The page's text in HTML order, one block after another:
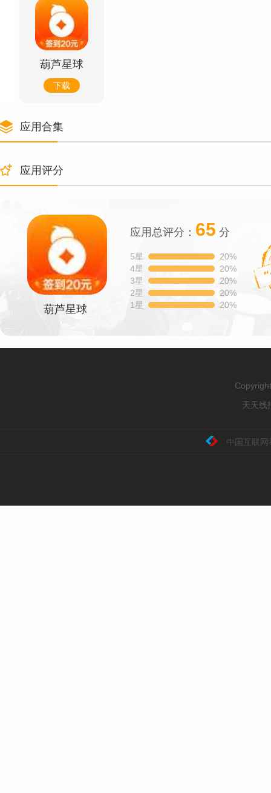
葫芦星球
下载
应用合集
应用评分
葫芦星球
应用总评分： 65 分
5星
20%
4星
20%
3星
20%
2星
20%
1星
20%
天天线
中国互联